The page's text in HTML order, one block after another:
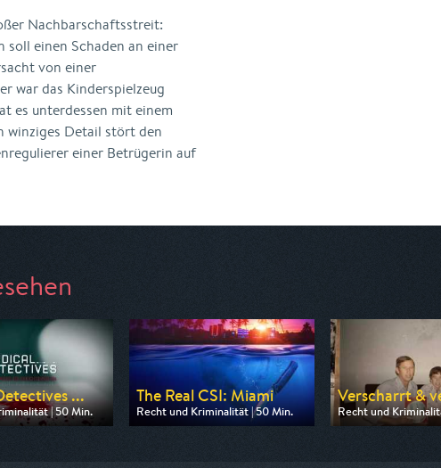
Nachbarschaftsstreit:
einen Schaden an einer
von einer
war das Kinderspielzeug
es unterdessen mit einem
winziges Detail stört den
einer Betrügerin auf
...
| 50 Min.
Nitro
The Real CSI: Miami
Recht und Kriminalität | 50 Min.
Ausgestrahlt von Nitro
Verscharrt &
Recht und
Ausgestrahlt von